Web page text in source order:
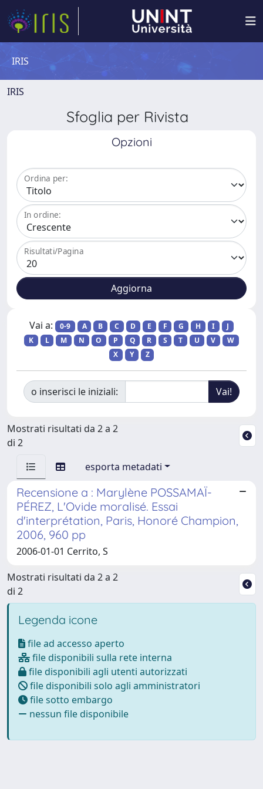
IRIS
IRIS
Sfoglia per Rivista
Opzioni
Ordina per:
In ordine:
Risultati/Pagina
Vai a: 0-9 A B C D E F G H I
J
K
L M N O P Q R S T U V
W
X
Y Z
o inserisci le iniziali:
Mostrati risultati da 2 a 2
di 2
esporta metadati
Recensione a : Marylène POSSAMAÏ-
PÉREZ, L'Ovide moralisé. Essai
d'interprétation, Paris, Honoré Champion,
2006, 960 pp
2006-01-01 Cerrito, S
Mostrati risultati da 2 a 2
di 2
Legenda icone
file ad accesso aperto
file disponibili sulla rete interna
file disponibili agli utenti autorizzati
file disponibili solo agli amministratori
file sotto embargo
nessun file disponibile